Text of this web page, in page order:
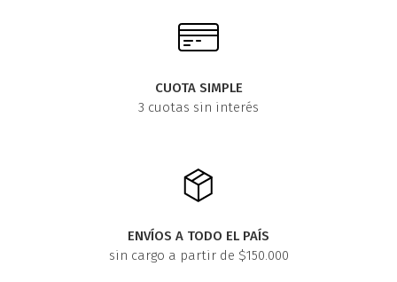
CUOTA SIMPLE
3 cuotas sin interés
ENVÍOS A TODO EL PAÍS
sin cargo a partir de $150.000